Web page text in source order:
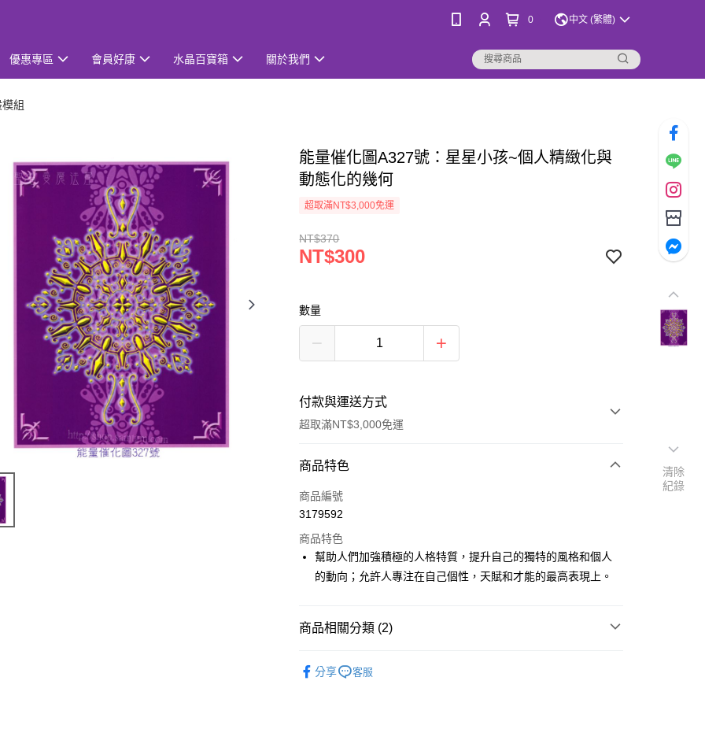
0 中文 (繁體)
優惠專區 會員好康 水晶百寶箱 關於我們
組
能量催化圖A327號：星星小孩~個人精緻化與
動態化的幾何
超取滿NT$3,000免運
NT$370
NT$300
數量
付款與運送方式
超取滿NT$3,000免運
付款方式
信用卡一次付款
LINE Pay
Apple Pay
ATM付款
商品特色
商品編號
3179592
商品特色
幫助人們加強積極的人格特質，提升自己的獨特的風格和個人
的動向；允許人專注在自己個性，天賦和才能的最高表現上。
商品相關分類 (2)
分享 客服
清除
紀錄